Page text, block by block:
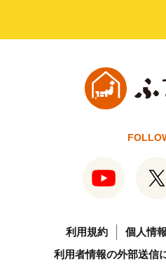
利用規約
個人情
利用者情報の外部送信